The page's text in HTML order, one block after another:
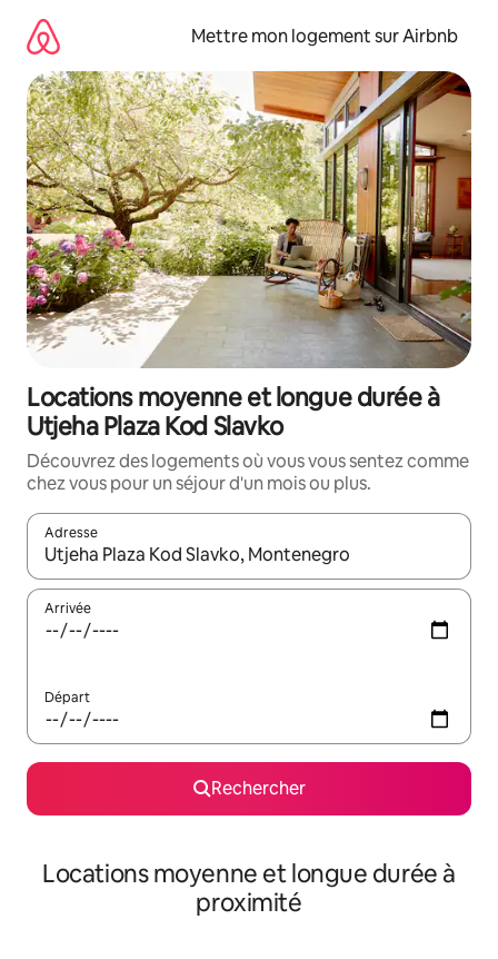
directement
contenu
Mettre mon logement sur Airbnb
Locations moyenne et longue durée à
Utjeha Plaza Kod Slavko
Découvrez des logements où vous vous sentez comme
chez vous pour un séjour d'un mois ou plus.
Adresse
Lorsque les résultats s'affichent, utilisez les flèches vers le
Arrivée
Départ
Rechercher
Locations moyenne et longue durée à
proximité